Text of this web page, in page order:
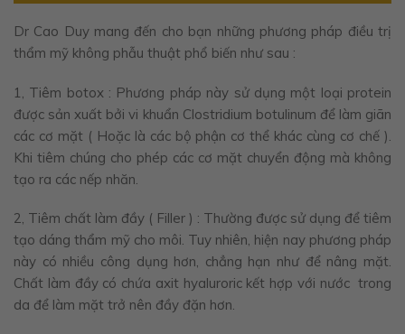
Dr Cao Duy mang đến cho bạn những phương pháp điều trị
thẩm mỹ không phẫu thuật phổ biến như sau :
1, Tiêm botox : Phương pháp này sử dụng một loại protein
được sản xuất bởi vi khuẩn Clostridium botulinum để làm giãn
các cơ mặt ( Hoặc là các bộ phận cơ thể khác cùng cơ chế ).
Khi tiêm chúng cho phép các cơ mặt chuyển động mà không
tạo ra các nếp nhăn.
2, Tiêm chất làm đầy ( Filler ) : Thường được sử dụng để tiêm
tạo dáng thẩm mỹ cho môi. Tuy nhiên, hiện nay phương pháp
này có nhiều công dụng hơn, chẳng hạn như để nâng mặt.
Chất làm đầy có chứa axit hyaluroric kết hợp với nước trong
da để làm mặt trở nên đầy đặn hơn.